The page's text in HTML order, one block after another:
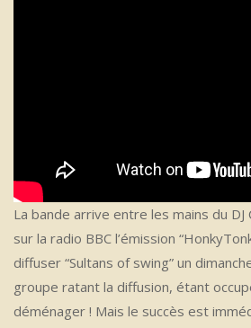
La bande arrive entre les mains du DJ
sur la radio BBC l’émission
diffuser “Sultans of swing” un
groupe ratant la diffusion, étant
déménager ! Mais le succès est